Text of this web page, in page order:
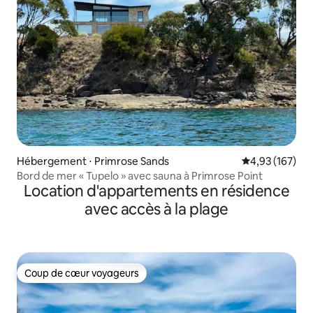
Hébergement ⋅ Primrose Sands Évaluation
4,93 (167)
Bord de mer « Tupelo » avec sauna à Primrose Point
Location d'appartements en résidence
avec accès à la plage
Coup de cœur voyageurs
Coup de cœur voyageurs